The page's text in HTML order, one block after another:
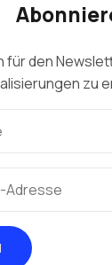
für den
zu